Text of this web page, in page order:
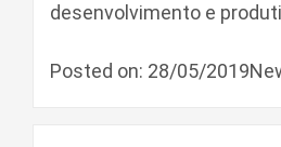
desenvolvimento e
Posted on: 28/05/